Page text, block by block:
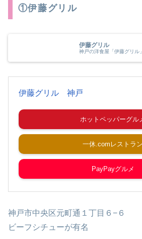
①伊藤グリル
伊藤グリル
神戸の洋食屋「伊藤グリル
伊藤グリル 神戸
ホットペッパーグル
一休.comレストラン
PayPayグルメ
神戸市中央区元町通１丁目６−６
ビーフシチューが有名